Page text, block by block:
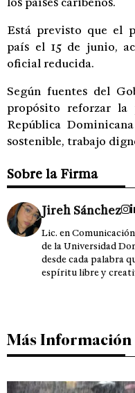
Está previsto que el
país el 15 de junio,
oficial reducida.
Según fuentes del
propósito reforzar la
República
sostenible, trabajo
Sobre la Firma
Jireh Sánchez
Lic. en
de la Universidad
desde cada palabra
espíritu libre y
Más Información